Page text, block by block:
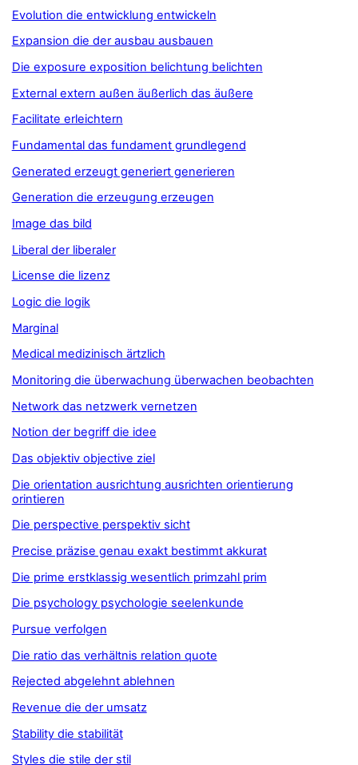
Evolution die entwicklung entwickeln
Expansion die der ausbau ausbauen
Die exposure exposition belichtung belichten
External extern außen äußerlich das äußere
Facilitate erleichtern
Fundamental das fundament grundlegend
Generated erzeugt generiert generieren
Generation die erzeugung erzeugen
Image das bild
Liberal der liberaler
License die lizenz
Logic die logik
Marginal
Medical medizinisch ärtzlich
Monitoring die überwachung überwachen beobachten
Network das netzwerk vernetzen
Notion der begriff die idee
Das objektiv objective ziel
Die orientation ausrichtung ausrichten orientierung
orintieren
Die perspective perspektiv sicht
Precise präzise genau exakt bestimmt akkurat
Die prime erstklassig wesentlich primzahl prim
Die psychology psychologie seelenkunde
Pursue verfolgen
Die ratio das verhältnis relation quote
Rejected abgelehnt ablehnen
Revenue die der umsatz
Stability die stabilität
Styles die stile der stil